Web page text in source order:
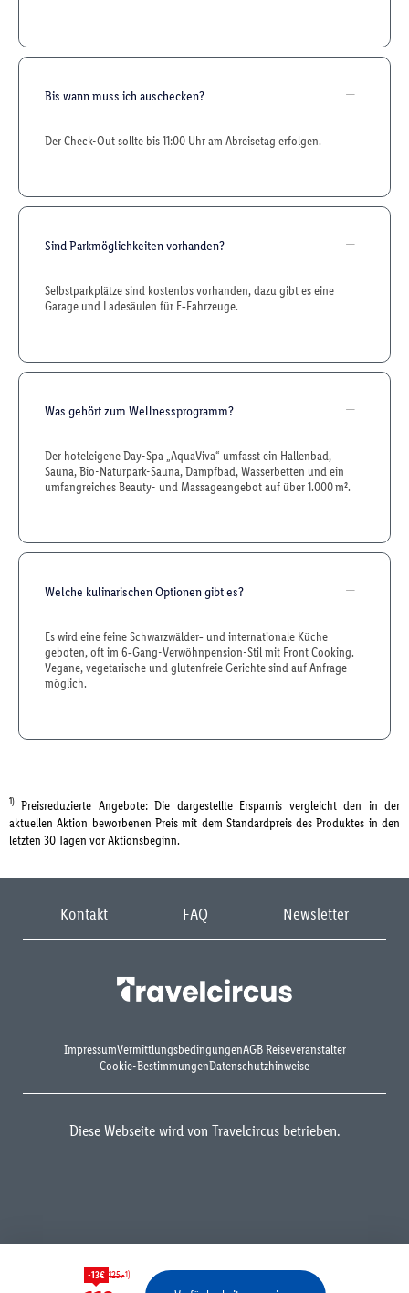
Bis wann muss ich auschecken?
Der Check-Out sollte bis 11:00 Uhr am Abreisetag erfolgen.
Sind Parkmöglichkeiten vorhanden?
Selbstparkplätze sind kostenlos vorhanden, dazu gibt es eine
Garage und Ladesäulen für E‑Fahrzeuge.
Was gehört zum Wellnessprogramm?
Der hoteleigene Day-Spa „AquaViva“ umfasst ein Hallenbad,
Sauna, Bio-Naturpark-Sauna, Dampfbad, Wasserbetten und ein
umfangreiches Beauty- und Massageangebot auf über 1.000 m².
Welche kulinarischen Optionen gibt es?
Es wird eine feine Schwarzwälder‑ und internationale Küche
geboten, oft im 6‑Gang-Verwöhnpension-Stil mit Front Cooking.
Vegane, vegetarische und glutenfreie Gerichte sind auf Anfrage
möglich.
-13€ 125.-1)
1) Preisreduzierte Angebote: Die dargestellte Ersparnis vergleicht den in der
aktuellen Aktion beworbenen Preis mit dem Standardpreis des Produktes in den
letzten 30 Tagen vor Aktionsbeginn.
Kontakt FAQ Newsletter
ImpressumVermittlungsbedingungenAGB Reiseveranstalter
Cookie-BestimmungenDatenschutzhinweise
Diese Webseite wird von Travelcircus betrieben.